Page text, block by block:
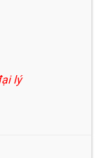
lý